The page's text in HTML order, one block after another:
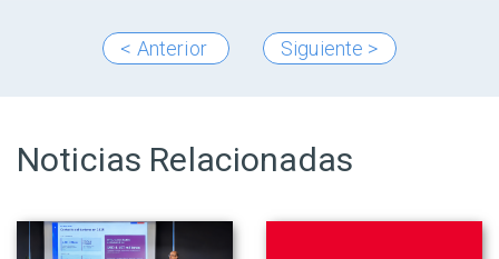
< Anterior Siguiente >
Noticias Relacionadas